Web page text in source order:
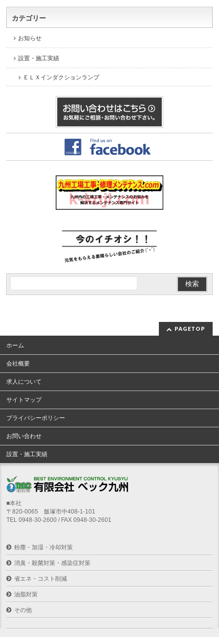
カテゴリー
お知らせ
設置・施工実績
ＥＬＸインダクションランプ
PAGETOP
ホーム
会社概要
求人について
サイトマップ
プライバシーポリシー
お問い合わせ
設置・施工実績
■本社
〒820-0065 飯塚市中408-1-101
TEL 0948-30-2600 / FAX 0948-30-2601
粉塵・加湿・冷却対策
消臭・殺菌対策・感染症対策
省エネ・コスト削減
油脂対策
その他